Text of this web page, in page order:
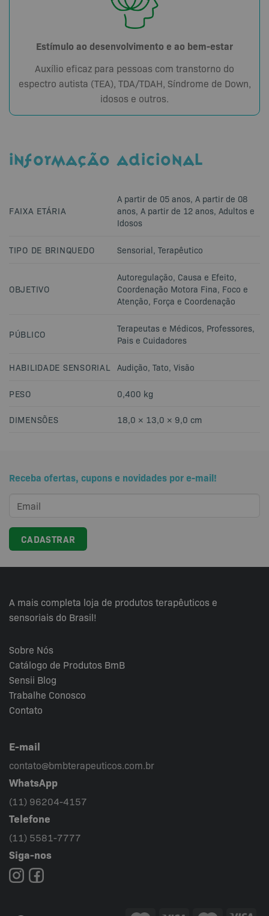
Estímulo ao desenvolvimento e ao bem-estar
Auxílio eficaz para pessoas com transtorno do
espectro autista (TEA), TDA/TDAH, Síndrome de Down,
idosos e outros.
INFORMAÇÃO ADICIONAL
FAIXA ETÁRIA
A partir de 05 anos, A partir de 08
anos, A partir de 12 anos, Adultos e
Idosos
TIPO DE BRINQUEDO Sensorial, Terapêutico
OBJETIVO
Autoregulação, Causa e Efeito,
Coordenação Motora Fina, Foco e
Atenção, Força e Coordenação
PÚBLICO Terapeutas e Médicos, Professores,
Pais e Cuidadores
HABILIDADE SENSORIAL Audição, Tato, Visão
PESO 0,400 kg
DIMENSÕES 18,0 × 13,0 × 9,0 cm
Receba ofertas, cupons e novidades por e-mail!
A mais completa loja de produtos terapêuticos e
sensoriais do Brasil!
Sobre Nós
Catálogo de Produtos BmB
Sensii Blog
Trabalhe Conosco
Contato
E-mail
contato@bmbterapeuticos.com.br
WhatsApp
(11) 96204-4157
Telefone
(11) 5581-7777
Siga-nos